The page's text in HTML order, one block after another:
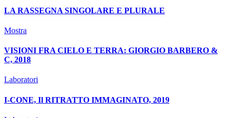
LA RASSEGNA SINGOLARE E PLURALE
Mostra
VISIONI FRA CIELO E TERRA: GIORGIO BARBERO &
C, 2018
Laboratori
I-CONE, Il RITRATTO IMMAGINATO, 2019